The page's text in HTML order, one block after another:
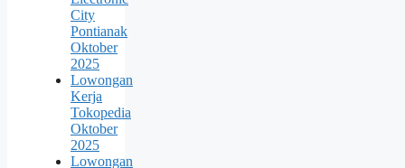
City
Pontianak
Oktober
2025
Lowongan
Kerja
Tokopedia
Oktober
2025
Lowongan